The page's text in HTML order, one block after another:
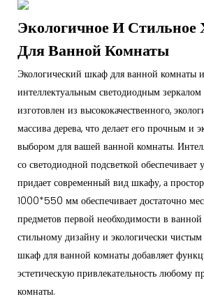
Экологичное И
Для Ванной Комнаты
Экологический шкаф для ванной комнаты
интеллектуальным светодиодным
изготовлен из высококачественного,
массива дерева, что делает его прочным и
выбором для вашей ванной комнаты.
со светодиодной подсветкой
придает современный вид шкафу, а
1000*550 мм обеспечивает достаточно
предметов первой необходимости в ванной
стильному дизайну и экологически чистым
шкаф для ванной комнаты добавляет
эстетическую привлекательность любому
комнаты.